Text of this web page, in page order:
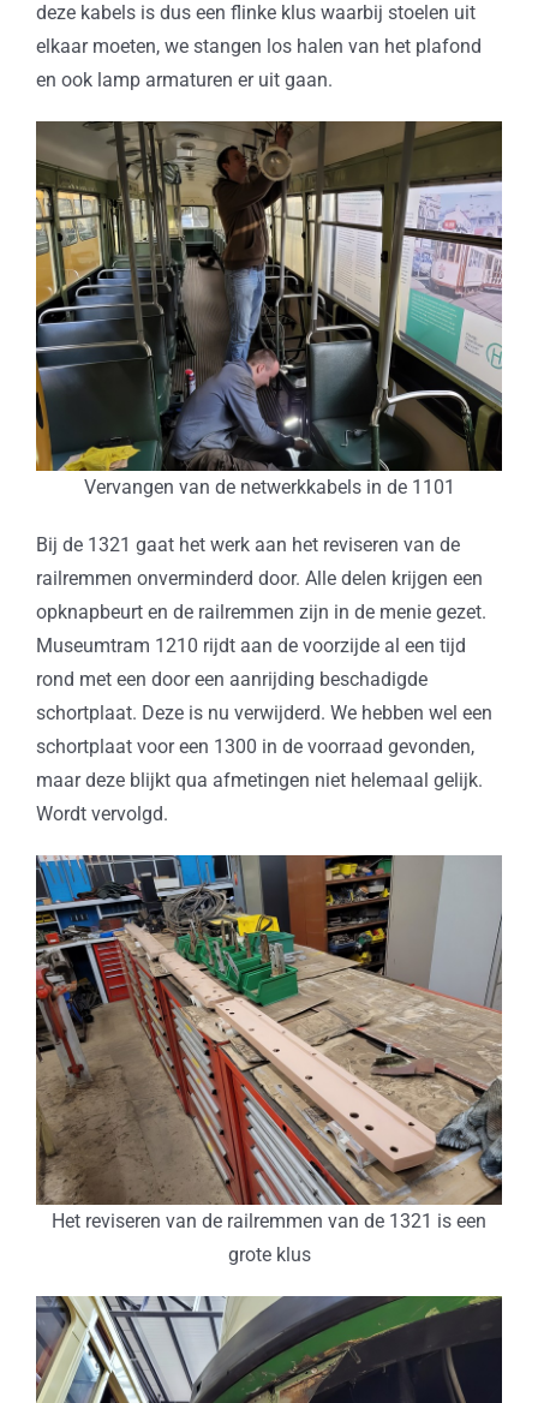
deze kabels is dus een flinke klus waarbij stoelen uit
elkaar moeten, we stangen los halen van het plafond
en ook lamp armaturen er uit gaan.
Vervangen van de netwerkkabels in de 1101
Bij de 1321 gaat het werk aan het reviseren van de
railremmen onverminderd door. Alle delen krijgen een
opknapbeurt en de railremmen zijn in de menie gezet.
Museumtram 1210 rijdt aan de voorzijde al een tijd
rond met een door een aanrijding beschadigde
schortplaat. Deze is nu verwijderd. We hebben wel een
schortplaat voor een 1300 in de voorraad gevonden,
maar deze blijkt qua afmetingen niet helemaal gelijk.
Wordt vervolgd.
Het reviseren van de railremmen van de 1321 is een
grote klus